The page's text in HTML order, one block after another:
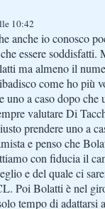
10:42
anche io conosco
essere soddisfatti.
ma almeno il
come ho più
uno a caso dopo che
valutare Di
prendere uno a
e penso che
con fiducia il
e del quale ci
Poi Bolatti è nel
tempo di adattarsi